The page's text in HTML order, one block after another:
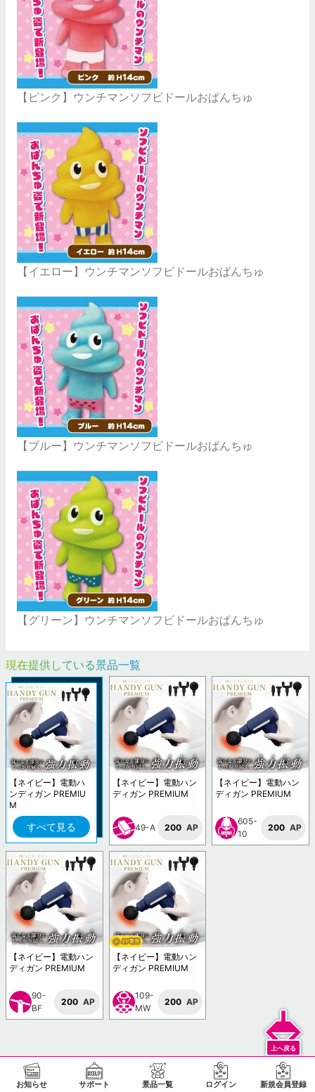
お知らせ サポート 景品一覧 ログイン 新規会員登録
【ピンク】ウンチマンソフビドールおぱんちゅ
【イエロー】ウンチマンソフビドールおぱんちゅ
【ブルー】ウンチマンソフビドールおぱんちゅ
【グリーン】ウンチマンソフビドールおぱんちゅ
現在提供している景品一覧
【ネイビー】電動ハ
ンディガン PREMIU
M
すべて見る
【ネイビー】電動ハン
ディガン PREMIUM
49-A 200 AP
【ネイビー】電動ハン
ディガン PREMIUM
605-
10
200 AP
【ネイビー】電動ハン
ディガン PREMIUM
90-
BF
200 AP
【ネイビー】電動ハン
ディガン PREMIUM
109-
MW
200 AP